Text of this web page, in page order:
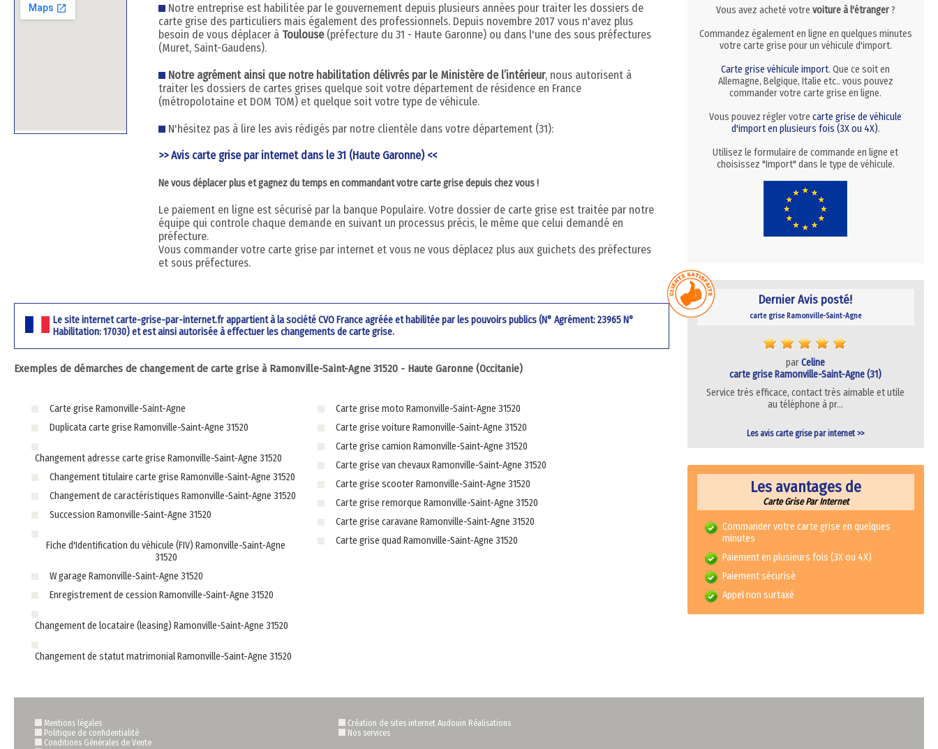
Notre entreprise est habilitée par le gouvernement depuis plusieurs années pour traiter les dossiers de
carte grise des particuliers mais également des professionnels. Depuis novembre 2017 vous n'avez plus
besoin de vous déplacer à Toulouse(préfecture du 31 - Haute Garonne) ou dans l'une des sous préfectures
(Muret, Saint-Gaudens).
Notre agrément ainsi que notre habilitation délivrés par le Ministère de l’intérieur, nous autorisent à
traiter les dossiers de cartes grises quelque soit votre département de résidence en France
(métropolotaine et DOM TOM) et quelque soit votre type de véhicule.
N'hésitez pas à lire les avis rédigés par notre clientèle dans votre département (31):
>> Avis carte grise par internet dans le 31 (Haute Garonne) <<
Ne vous déplacer plus et gagnez du temps en commandant votre carte grise depuis chez vous !
Le paiement en ligne est sécurisé par la banque Populaire. Votre dossier de carte grise est traitée par notre
équipe qui controle chaque demande en suivant un processus précis, le même que celui demandé en
préfecture.
Vous commander votre carte grise par internet et vous ne vous déplacez plus aux guichets des préfectures
et sous préfectures.
Le site internet carte-grise-par-internet.fr appartient à la société CVO France agréée et habilitée par les pouvoirs publics (N° Agrément: 23965 N°
Habilitation: 17030) et est ainsi autorisée à effectuer les changements de carte grise.
Exemples de démarches de changement de carte grise à Ramonville-Saint-Agne 31520 - Haute Garonne (Occitanie)
Carte grise Ramonville-Saint-Agne
Duplicata carte grise Ramonville-Saint-Agne 31520
Changement adresse carte grise Ramonville-Saint-Agne 31520
Changement titulaire carte grise Ramonville-Saint-Agne 31520
Changement de caractéristiques Ramonville-Saint-Agne 31520
Succession Ramonville-Saint-Agne 31520
Fiche d'Identification du véhicule (FIV) Ramonville-Saint-Agne
31520
W garage Ramonville-Saint-Agne 31520
Enregistrement de cession Ramonville-Saint-Agne 31520
Changement de locataire (leasing) Ramonville-Saint-Agne 31520
Changement de statut matrimonial Ramonville-Saint-Agne 31520
Carte grise moto Ramonville-Saint-Agne 31520
Carte grise voiture Ramonville-Saint-Agne 31520
Carte grise camion Ramonville-Saint-Agne 31520
Carte grise van chevaux Ramonville-Saint-Agne 31520
Carte grise scooter Ramonville-Saint-Agne 31520
Carte grise remorque Ramonville-Saint-Agne 31520
Carte grise caravane Ramonville-Saint-Agne 31520
Carte grise quad Ramonville-Saint-Agne 31520
Vous avez acheté votre voiture à l'étranger?
Commandez également en ligne en quelques minutes
votre carte grise pour un véhicule d'import.
Carte grise véhicule import. Que ce soit en
Allemagne, Belgique, Italie etc.. vous pouvez
commander votre carte grise en ligne.
Vous pouvez régler votrecarte grise de véhicule
d'import en plusieurs fois (3X ou 4X).
Utilisez le formulaire de commande en ligne et
choisissez "Import" dans le type de véhicule.
Dernier Avis posté!
carte grise Ramonville-Saint-Agne
parCeline
carte grise Ramonville-Saint-Agne (31)
Service très efficace, contact très aimable et utile
au téléphone à pr…
Les avis carte grise par internet >>
Les avantages de
Carte Grise Par Internet
Commander votre carte grise en quelques
minutes
Paiement en plusieurs fois (3X ou 4X)
Paiement sécurisé
Appel non surtaxé
Mentions légales
Politique de confidentialité
Conditions Générales de Vente
Création de sites internet Audouin Réalisations
Nos services